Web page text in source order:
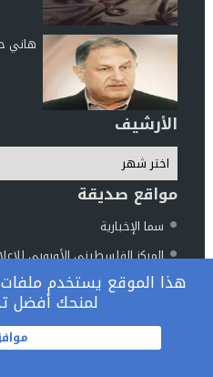
هاني
الأرشيف
مواقع صديقة
سما الإخبارية
المركز الفلسطيني الأوروبي
مركز الناطور للدراسات والأبحاث
المرصد الوطني فلسطين والعالم© 2026
هذا الموقع يستخدم ملفات
لمنحك أفضل